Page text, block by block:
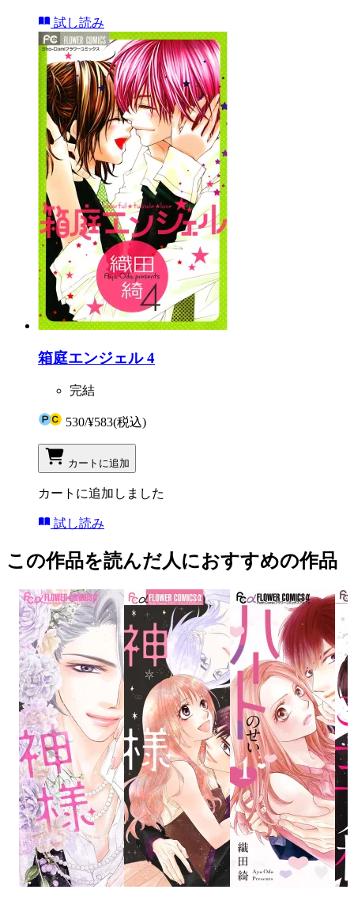
試し読み
箱庭エンジェル 4
完結
530/¥583(税込)
カートに追加
カートに追加しました
試し読み
この作品を読んだ人におすすめの作品